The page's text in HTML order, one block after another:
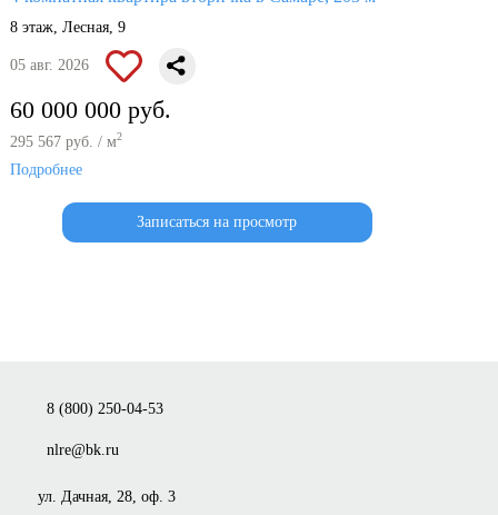
8 этаж, Лесная, 9
05 авг. 2026
60 000 000 руб.
295 567 руб. / м2
Подробнее
Записаться на просмотр
8 (800) 250-04-53
nlre@bk.ru
ул. Дачная, 28, оф. 3